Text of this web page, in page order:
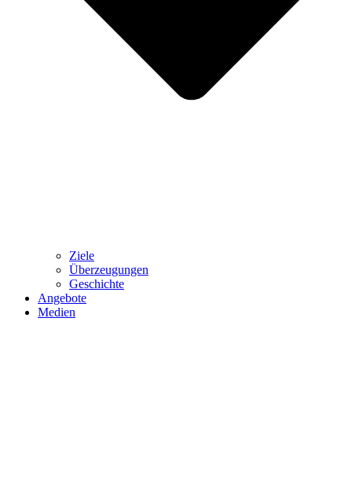
Ziele
Überzeugungen
Geschichte
Angebote
Medien